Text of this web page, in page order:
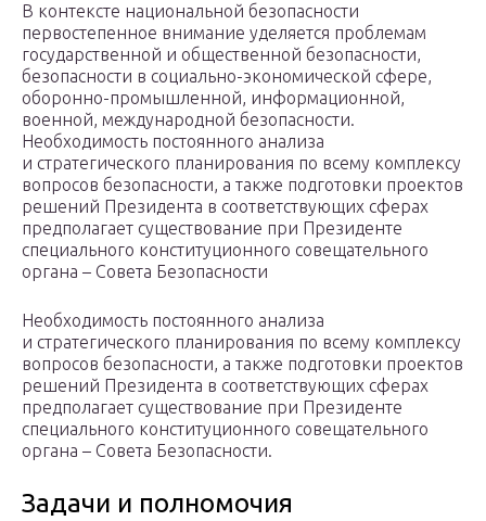
В контексте национальной безопасности
первостепенное внимание уделяется проблемам
государственной и общественной безопасности,
безопасности в социально-экономической сфере,
оборонно-промышленной, информационной,
военной, международной безопасности.
Необходимость постоянного анализа
и стратегического планирования по всему комплексу
вопросов безопасности, а также подготовки проектов
решений Президента в соответствующих сферах
предполагает существование при Президенте
специального конституционного совещательного
органа – Совета Безопасности
Необходимость постоянного анализа
и стратегического планирования по всему комплексу
вопросов безопасности, а также подготовки проектов
решений Президента в соответствующих сферах
предполагает существование при Президенте
специального конституционного совещательного
органа – Совета Безопасности.
Задачи и полномочия